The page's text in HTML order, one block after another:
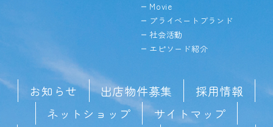
Movie
プライベートブランド
社会活動
エピソード紹介
お知らせ 出店物件募集
採用情報
ネットショップ
サイトマップ